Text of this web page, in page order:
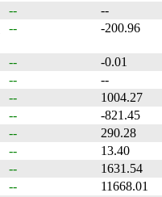
--
--
-- -200.96
--
-0.01
--
--
--
1004.27
--
-821.45
--
290.28
--
13.40
--
1631.54
--
11668.01